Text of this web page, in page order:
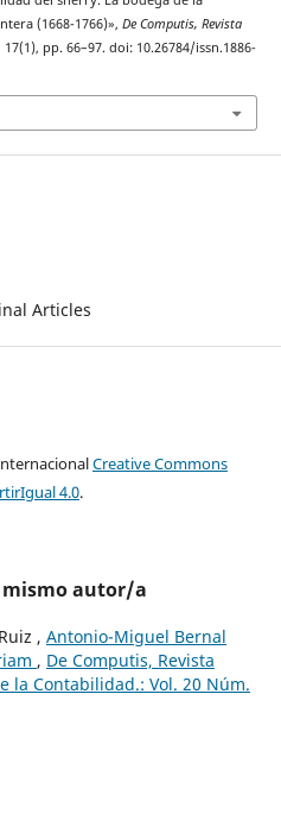
(1668-1766)», De Computis, Revista
17(1), pp. 66–97. doi: 10.26784/issn.1886-
Articles
Creative Commons
4.0.
mismo autor/a
, Antonio-Miguel Bernal
, De Computis, Revista
la Contabilidad.: Vol. 20 Núm.